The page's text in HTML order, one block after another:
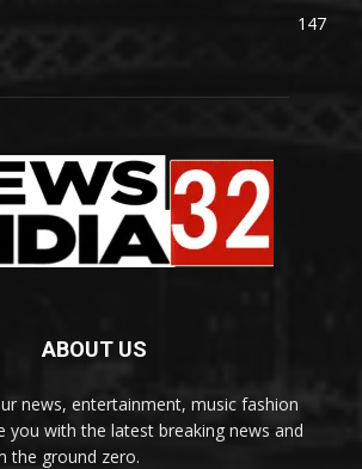
147
ABOUT US
news, entertainment, music fashion
you with the latest breaking news and
the ground zero.